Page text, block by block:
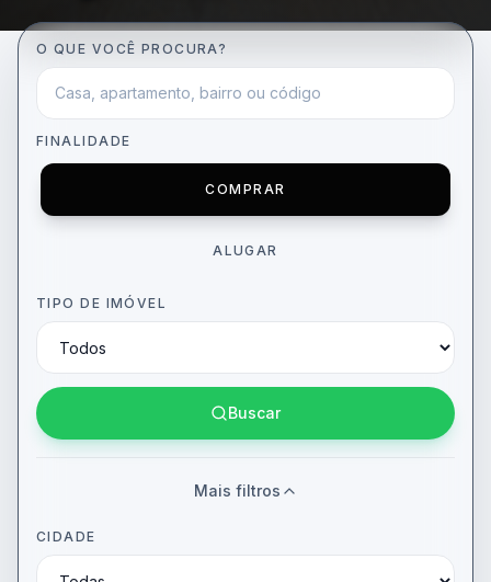
O QUE VOCÊ PROCURA?
FINALIDADE
COMPRAR
ALUGAR
TIPO DE IMÓVEL
Buscar
Mais filtros
CIDADE